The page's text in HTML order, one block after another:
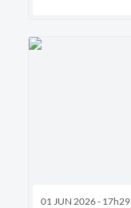
01 JUN 2026 - 17h29